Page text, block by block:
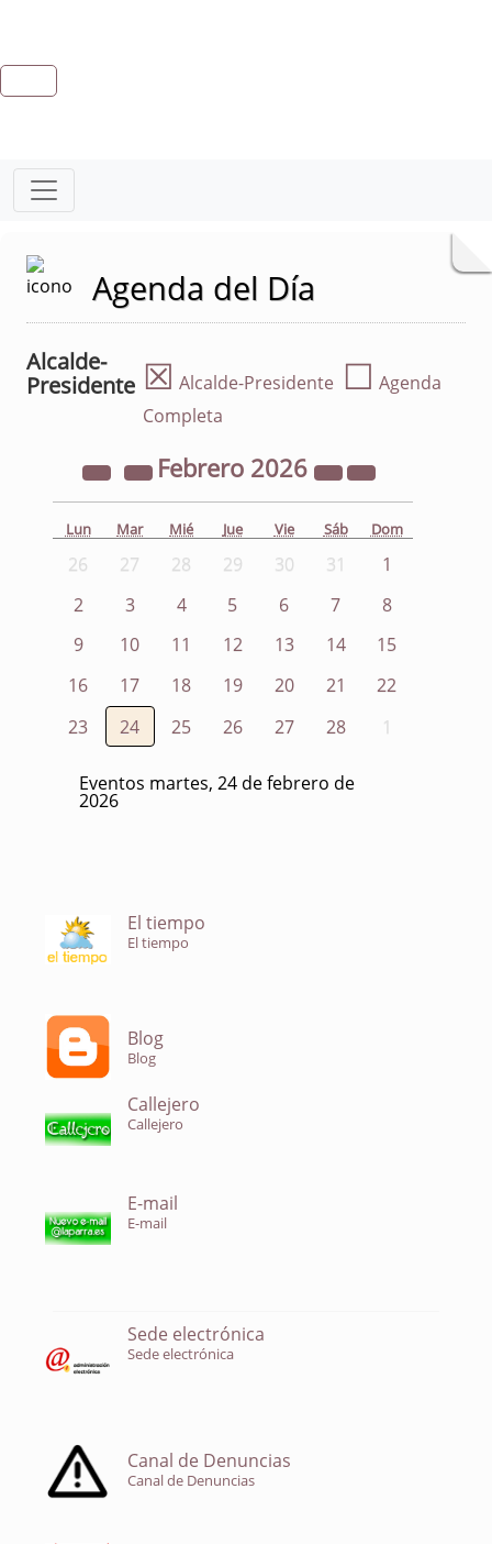
Agenda del Día
Alcalde-
Presidente ☒ Alcalde-Presidente ☐ Agenda
Completa
Febrero 2026
Lun Mar Mié Jue Vie Sáb Dom
26 27 28 29 30 31
1
2
3 4 5 6 7
8
9
10 11 12 13 14
15
16
17 18 19 20 21
22
23
24 25 26 27 28 1
Eventos martes, 24 de febrero de
2026
El tiempo
El tiempo
Blog
Blog
Callejero
Callejero
E-mail
E-mail
Sede electrónica
Sede electrónica
Canal de Denuncias
Canal de Denuncias